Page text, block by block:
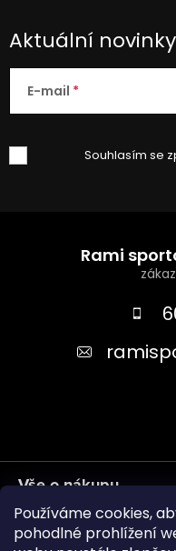
Používáme cookies,
pohodlné prohlížení
Aktuální
E-mail
Souhlasím se
Rami
Vše o nákupu
Informace pro vás